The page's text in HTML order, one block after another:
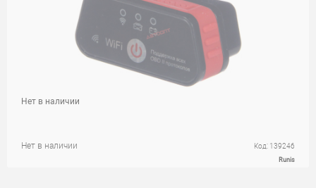
Нет в наличии Код: 139246
Runis
Нет в наличии